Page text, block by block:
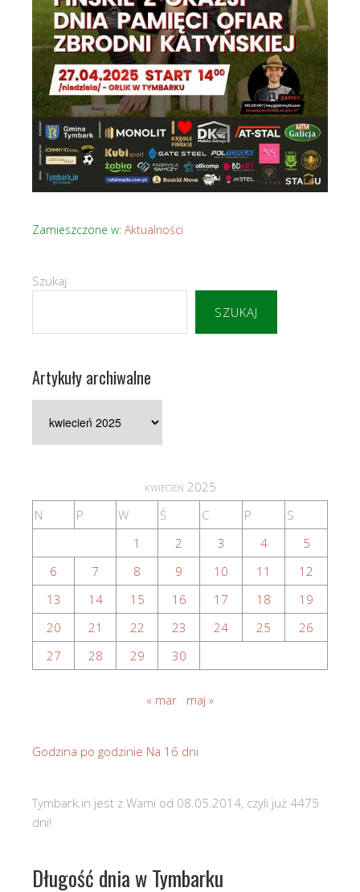
Zamieszczone w: Aktualności
Szukaj
SZUKAJ
Artykuły archiwalne
archiwalne
kwiecień 2025
N
P W Ś C P
S
1
2 3 4
5
6
7 8 9 10 11
12
13
14 15 16 17 18
19
20
21 22 23 24 25
26
27
28 29 30
« mar maj »
Godzina po godzinie Na 16 dni
Tymbark.in jest z Wami od 08.05.2014, czyli już 4475
dni!
Długość dnia w Tymbarku